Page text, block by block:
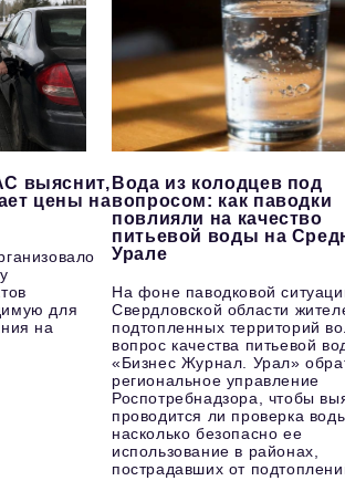
выяснит,
цены на
для
на
Вода из колодцев под
вопросом: как паводки
повлияли на качество
питьевой воды на
Урале
На фоне паводковой
Свердловской области
подтопленных территорий
вопрос качества питьевой
«Бизнес Журнал. Урал»
региональное управление
Роспотребнадзора, чтобы
проводится ли проверка
насколько безопасно ее
использование в районах,
пострадавших от